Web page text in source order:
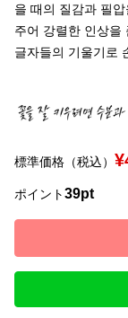
よくあるご質問
太さ・ウェイ
文字種類
을 때의 질감과 필
주어 강렬한 인상을
글자들의 기울기로
標準価格（税込）
ポイント39pt